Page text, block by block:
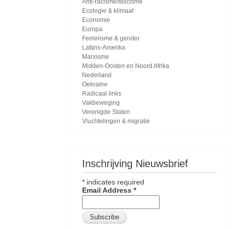
Anti-racisme/fascisme
Ecologie & klimaat
Economie
Europa
Feminisme & gender
Latijns-Amerika
Marxisme
Midden-Oosten en Noord Afrika
Nederland
Oekraïne
Radicaal links
Vakbeweging
Verenigde Staten
Vluchtelingen & migratie
Inschrijving Nieuwsbrief
* indicates required
Email Address *